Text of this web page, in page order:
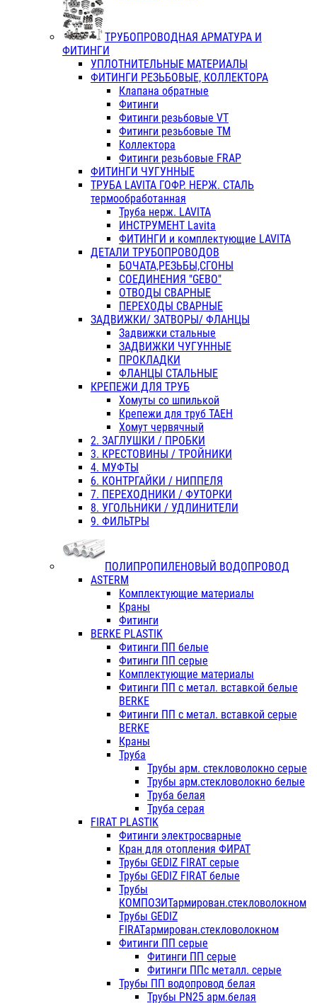
ТРУБОПРОВОДНАЯ АРМАТУРА И
ФИТИНГИ
УПЛОТНИТЕЛЬНЫЕ МАТЕРИАЛЫ
ФИТИНГИ РЕЗЬБОВЫЕ, КОЛЛЕКТОРА
Клапана обратные
Фитинги
Фитинги резьбовые VT
Фитинги резьбовые ТМ
Коллектора
Фитинги резьбовые FRAP
ФИТИНГИ ЧУГУННЫЕ
ТРУБА LAVITA ГОФР. НЕРЖ. СТАЛЬ
термообработанная
Труба нерж. LAVITA
ИНСТРУМЕНТ Lavita
ФИТИНГИ и комплектующие LAVITA
ДЕТАЛИ ТРУБОПРОВОДОВ
БОЧАТА,РЕЗЬБЫ,СГОНЫ
СОЕДИНЕНИЯ "GEBO"
ОТВОДЫ СВАРНЫЕ
ПЕРЕХОДЫ СВАРНЫЕ
ЗАДВИЖКИ/ ЗАТВОРЫ/ ФЛАНЦЫ
Задвижки стальные
ЗАДВИЖКИ ЧУГУННЫЕ
ПРОКЛАДКИ
ФЛАНЦЫ СТАЛЬНЫЕ
КРЕПЕЖИ ДЛЯ ТРУБ
Хомуты со шпилькой
Крепежи для труб ТАЕН
Хомут червячный
2. ЗАГЛУШКИ / ПРОБКИ
3. КРЕСТОВИНЫ / ТРОЙНИКИ
4. МУФТЫ
6. КОНТРГАЙКИ / НИППЕЛЯ
7. ПЕРЕХОДНИКИ / ФУТОРКИ
8. УГОЛЬНИКИ / УДЛИНИТЕЛИ
9. ФИЛЬТРЫ
ПОЛИПРОПИЛЕНОВЫЙ ВОДОПРОВОД
ASTERM
Комплектующие материалы
Краны
Фитинги
BERKE PLASTIK
Фитинги ПП белые
Фитинги ПП серые
Комплектующие материалы
Фитинги ПП с метал. вставкой белые
BERKE
Фитинги ПП с метал. вставкой серые
BERKE
Краны
Труба
Трубы арм. стекловолокно серые
Трубы арм.стекловолокно белые
Труба белая
Труба серая
FIRAT PLASTIK
Фитинги электросварные
Кран для отопления ФИРАТ
Трубы GEDIZ FIRAT серые
Трубы GEDIZ FIRAT белые
Трубы
КОМПОЗИТармирован.стекловолокном
Трубы GEDIZ
FIRATармирован.стекловолокном
Фитинги ПП серые
Фитинги ПП серые
Фитинги ППс металл. серые
Трубы ПП водопровод белая
Трубы PN25 арм.белая